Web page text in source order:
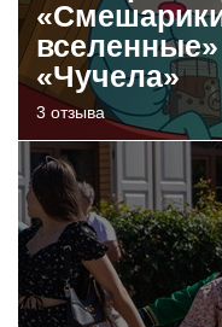
«Чучела»
3 отзыва